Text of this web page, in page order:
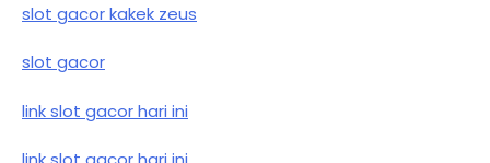
slot gacor kakek zeus
slot gacor
link slot gacor hari ini